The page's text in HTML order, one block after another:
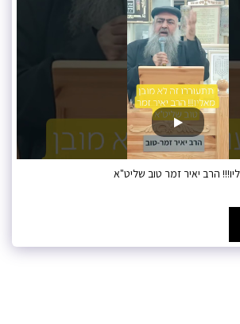
הרב יאיר זמר טוב שליט"א